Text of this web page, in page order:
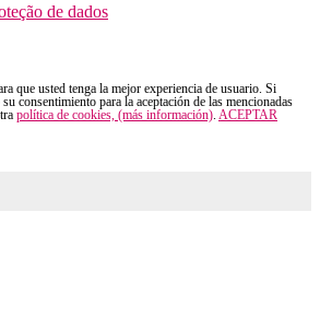
de dados
que usted tenga la mejor experiencia de usuario. Si
consentimiento para la aceptación de las mencionadas
política de cookies, (más información). ACEPTAR